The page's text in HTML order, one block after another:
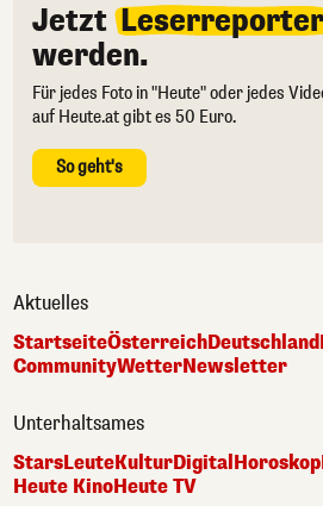
Jetzt Leserreporter
werden.
Für jedes Foto in "Heute" oder jedes
auf Heute.at gibt es 50 Euro.
So geht's
Aktuelles
StartseiteÖsterreichDeutschland
CommunityWetterNewsletter
Unterhaltsames
StarsLeuteKulturDigital Horoskop
Heute KinoHeute TV